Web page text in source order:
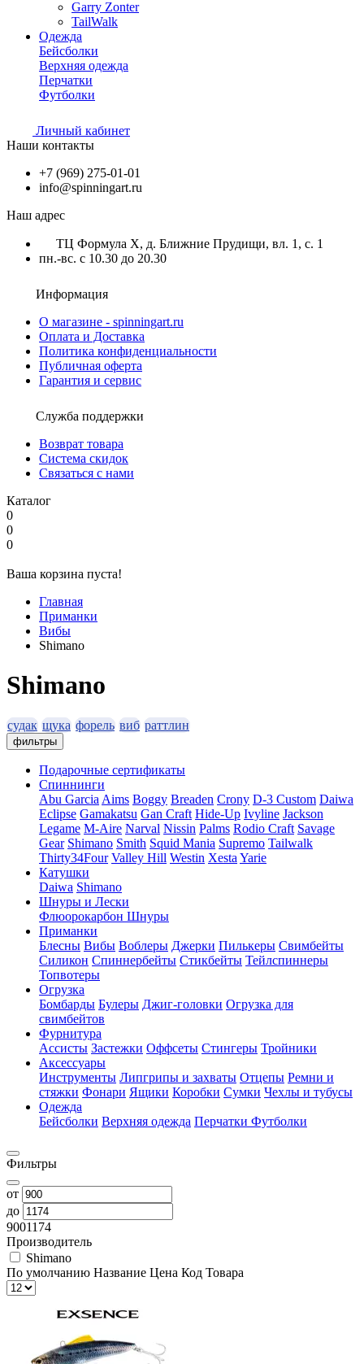
Garry Zonter
TailWalk
Одежда
Бейсболки
Верхняя одежда
Перчатки
Футболки
Личный кабинет
Наши контакты
+7 (969) 275-01-01
info@spinningart.ru
Наш адрес
ТЦ Формула X, д. Ближние Прудищи, вл. 1, с. 1
пн.-вс. с 10.30 до 20.30
Информация
О магазине - spinningart.ru
Оплата и Доставка
Политика конфиденциальности
Публичная оферта
Гарантия и сервис
Служба поддержки
Возврат товара
Система скидок
Связаться с нами
Каталог
0
0
0
Ваша корзина пуста!
Главная
Приманки
Вибы
Shimano
Shimano
судак щука форель виб раттлин
фильтры
Подарочные сертификаты
Спиннинги
Abu Garcia Aims Boggy Breaden Crony D-3 Custom Daiwa
Eclipse Gamakatsu Gan Craft Hide-Up Ivyline Jackson
Legame M-Aire Narval Nissin Palms Rodio Craft Savage
Gear Shimano Smith Squid Mania Supremo Tailwalk
Thirty34Four Valley Hill Westin Xesta Yarie
Катушки
Daiwa Shimano
Шнуры и Лески
Флюорокарбон Шнуры
Приманки
Блесны Вибы Воблеры Джерки Пилькеры Свимбейты
Силикон Спиннербейты Стикбейты Тейлспиннеры
Топвотеры
Огрузка
Бомбарды Булеры Джиг-головки Огрузка для
свимбейтов
Фурнитура
Ассисты Застежки Оффсеты Стингеры Тройники
Аксессуары
Инструменты Липгрипы и захваты Отцепы Ремни и
стяжки Фонари Ящики Коробки Сумки Чехлы и тубусы
Одежда
Бейсболки Верхняя одежда Перчатки Футболки
Фильтры
от
до
9001174
Производитель
Shimano
По умолчанию Название Цена Код Товара